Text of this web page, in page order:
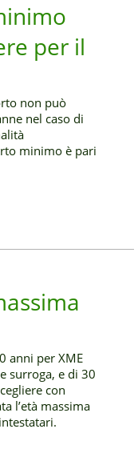
per il
non può
nel caso di
minimo è pari
anni per XME
surroga, e di 30
con
l’età massima